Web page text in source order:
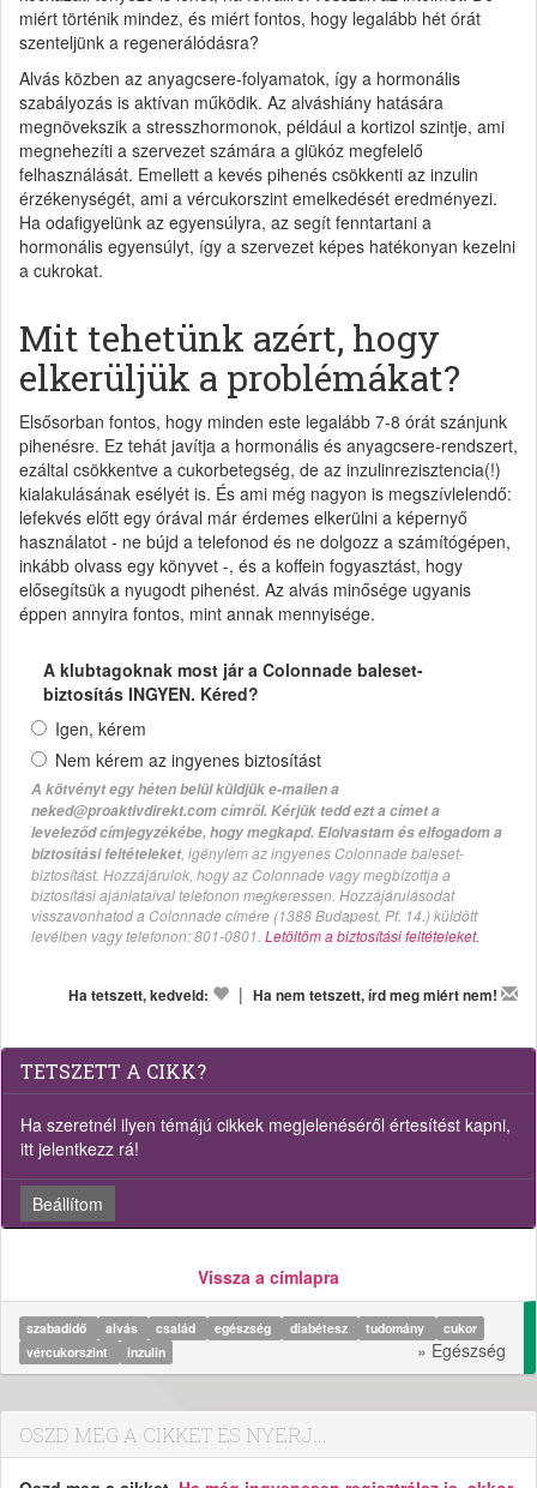
miért történik mindez, és miért fontos, hogy legalább hét órát
szenteljünk a regenerálódásra?
Alvás közben az anyagcsere-folyamatok, így a hormonális
szabályozás is aktívan működik. Az alváshiány hatására
megnövekszik a stresszhormonok, például a kortizol szintje, ami
megnehezíti a szervezet számára a glükóz megfelelő
felhasználását. Emellett a kevés pihenés csökkenti az inzulin
érzékenységét, ami a vércukorszint emelkedését eredményezi.
Ha odafigyelünk az egyensúlyra, az segít fenntartani a
hormonális egyensúlyt, így a szervezet képes hatékonyan kezelni
a cukrokat.
Mit tehetünk azért, hogy
elkerüljük a problémákat?
Elsősorban fontos, hogy minden este legalább 7-8 órát szánjunk
pihenésre. Ez tehát javítja a hormonális és anyagcsere-rendszert,
ezáltal csökkentve a cukorbetegség, de az inzulinrezisztencia(!)
kialakulásának esélyét is. És ami még nagyon is megszívlelendő:
lefekvés előtt egy órával már érdemes elkerülni a képernyő
használatot - ne bújd a telefonod és ne dolgozz a számítógépen,
inkább olvass egy könyvet -, és a koffein fogyasztást, hogy
elősegítsük a nyugodt pihenést. Az alvás minősége ugyanis
éppen annyira fontos, mint annak mennyisége.
A klubtagoknak most jár a Colonnade baleset-
biztosítás INGYEN. Kéred?
Igen, kérem
Nem kérem az ingyenes biztosítást
A kötvényt egy héten belül küldjük e-mailen a
neked@proaktivdirekt.com címről. Kérjük tedd ezt a címet a
leveleződ címjegyzékébe, hogy megkapd. Elolvastam és elfogadom a
biztosítási feltételeket, igénylem az ingyenes Colonnade baleset-
biztosítást. Hozzájárulok, hogy az Colonnade vagy megbízottja a
biztosítási ajánlataival telefonon megkeressen. Hozzájárulásodat
visszavonhatod a Colonnade címére (1388 Budapest, Pf. 14.) küldött
levélben vagy telefonon: 801-0801. Letöltöm a biztosítási feltételeket.
Ha tetszett, kedveld: | Ha nem tetszett, írd meg miért nem!
TETSZETT A CIKK?
Ha szeretnél ilyen témájú cikkek megjelenéséről értesítést kapni,
itt jelentkezz rá!
Beállítom
Vissza a címlapra
szabadidő alvás család egészség diabétesz tudomány
cukor
vércukorszint
inzulin » Egészség
OSZD MEG A CIKKET ÉS NYERJ...